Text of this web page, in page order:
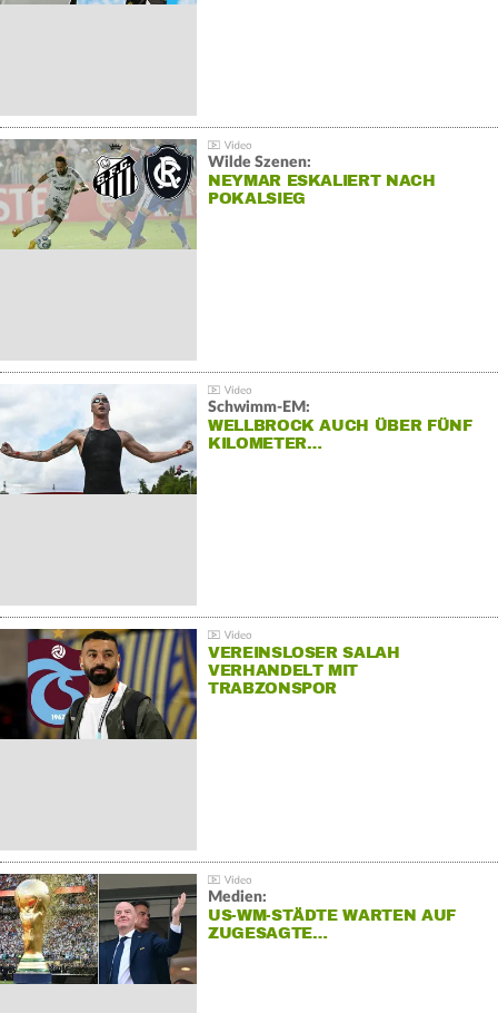
Wilde Szenen:
NEYMAR ESKALIERT NACH
POKALSIEG
Schwimm-EM:
WELLBROCK AUCH ÜBER FÜNF
KILOMETER…
VEREINSLOSER SALAH
VERHANDELT MIT
TRABZONSPOR
Medien:
US-WM-STÄDTE WARTEN AUF
ZUGESAGTE…